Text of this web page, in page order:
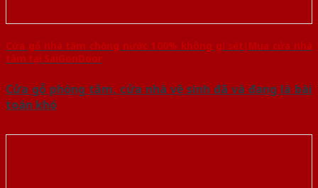
Cửa gỗ nhà tắm chống nước 100% không gỉ sét|Mua cửa nhà
tắm tại SaiGonDoor
Cửa gỗ phòng tắm, cửa nhà vệ sinh đã và đang là bài
toán khó